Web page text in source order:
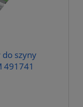
do szyny
491741